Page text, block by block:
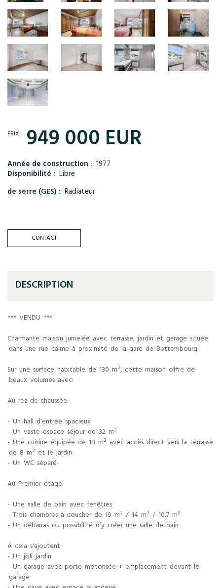
PRIX : 949 000 EUR
Année de construction : 1977
Disponibilité : Libre
de serre (GES) : Radiateur
CONTACT
DESCRIPTION
*** VENDU ***
Charmante maison jumelée avec terrasse, jardin et garage située
dans une rue calme à proximité de la gare de Bettembourg.
Sur une surface habitable de 130 m², cette maison offre de
beaux volumes avec:
Au rez-de-chaussée:
- Un hall d'entrée spacieux
- Un vaste espace séjour de 32 m²
- Une cuisine équipée de 18 m² avec accès direct vers la terrasse
de 8 m² et le jardin
- Un WC séparé
Au Premier étage:
- Une salle de bain avec fenêtres
- Trois chambres à coucher de 19 m² / 14 m² / 10,7 m²
- Un débarras ou possibilité d’y créer une salle de bain
A cela s'ajoutent:
- Un joli jardin
- Un garage avec porte motorisée + emplacement devant le
garage